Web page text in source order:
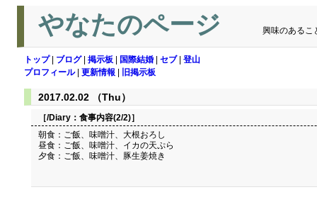
やなたのページ 興味のあるこ
トップ| ブログ| 掲示板 国際結婚 セブ| 登山
プロフィール| 更新情報 旧掲示板
2017.02.02 （Thu）
［/Diary： 食事内容(2/2)］
朝食：ご飯、味噌汁、大根おろし
昼食：ご飯、味噌汁、イカの天ぷら
夕食：ご飯、味噌汁、豚生姜焼き